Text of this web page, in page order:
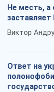
Не месть, а
Виктор
Ответ на